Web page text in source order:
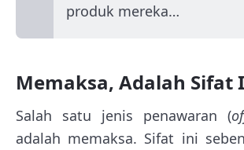
produk mereka…
Memaksa, Adalah Sifat
Salah satu jenis penawaran (
adalah memaksa. Sifat ini